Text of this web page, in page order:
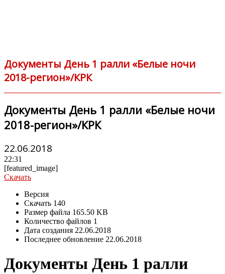
Документы День 1 ралли «Белые ночи
2018-регион»/КРК
Документы День 1 ралли «Белые ночи
2018-регион»/КРК
22.06.2018
22:31
[featured_image]
Скачать
Версия
Скачать 140
Размер файла 165.50 KB
Количество файлов 1
Дата создания 22.06.2018
Последнее обновление 22.06.2018
Документы День 1 ралли